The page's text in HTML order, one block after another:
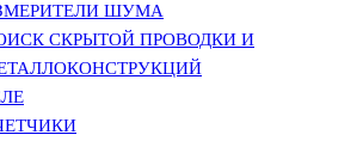
ШУМА
СКРЫТОЙ ПРОВОДКИ И